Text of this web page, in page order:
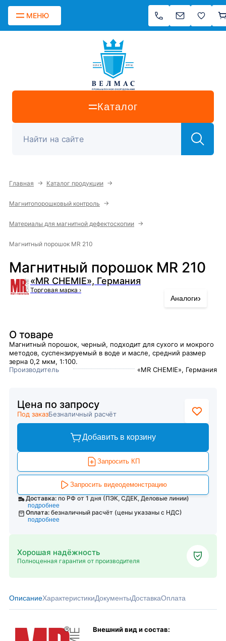
МЕНЮ
Каталог
Главная → Каталог продукции →
Магнитопорошковый контроль →
Материалы для магнитной дефектоскопии →
Магнитный порошок MR 210
Магнитный порошок MR 210
«MR CHEMIE», Германия
Торговая марка ›
Аналоги›
О товаре
Магнитный порошок, черный, подходит для сухого и мокрого
методов, суспензируемый в воде и масле, средний размер
зерна 0,2 мкм, 1:100.
Производитель
«MR CHEMIE», Германия
Цена по запросу
Под заказБезналичный расчёт
Добавить в корзину
Запросить КП
Запросить видеодемонстрацию
Доставка: по РФ от 1 дня (ПЭК, СДЕК, Деловые линии)
подробнее
Оплата: безналичный расчёт (цены указаны с НДС)
подробнее
Хорошая надёжность
Полноценная гарантия от производителя
ОписаниеХарактеристикиДокументыДоставкаОплата
Внешний вид и состав: